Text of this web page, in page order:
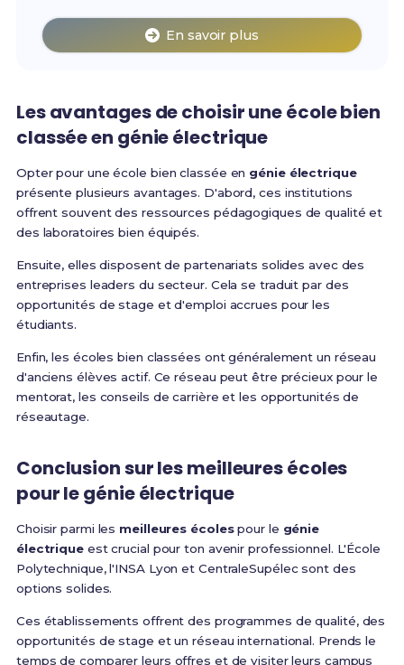
En savoir plus
Les avantages de choisir une école bien
classée en génie électrique
Opter pour une école bien classée en génie électrique
présente plusieurs avantages. D'abord, ces institutions
offrent souvent des ressources pédagogiques de qualité et
des laboratoires bien équipés.
Ensuite, elles disposent de partenariats solides avec des
entreprises leaders du secteur. Cela se traduit par des
opportunités de stage et d'emploi accrues pour les
étudiants.
Enfin, les écoles bien classées ont généralement un réseau
d'anciens élèves actif. Ce réseau peut être précieux pour le
mentorat, les conseils de carrière et les opportunités de
réseautage.
Conclusion sur les meilleures écoles
pour le génie électrique
Choisir parmi les meilleures écolespour le génie
électriqueest crucial pour ton avenir professionnel. L'École
Polytechnique, l'INSA Lyon et CentraleSupélec sont des
options solides.
Ces établissements offrent des programmes de qualité, des
opportunités de stage et un réseau international. Prends le
temps de comparer leurs offres et de visiter leurs campus